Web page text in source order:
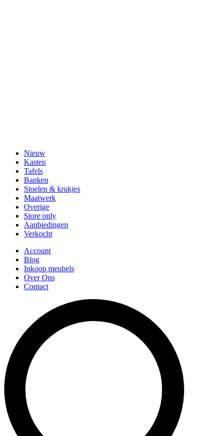
Nieuw
Kasten
Tafels
Banken
Stoelen & krukjes
Maatwerk
Overige
Store only
Aanbiedingen
Verkocht
Account
Blog
Inkoop meubels
Over Ons
Contact